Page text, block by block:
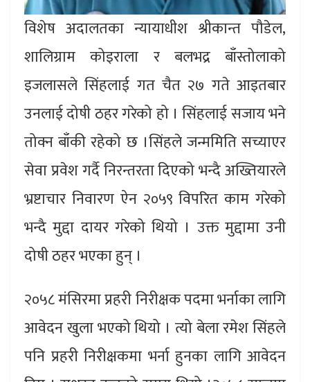
विशेष अदालतका न्यायाधीश श्रीकान्त पौडेल,
शालिग्राम कोइराला र बलभद्र बाँस्तोलाको
इजलासले सिंहलाई गत चैत २७ गते आइतबार
उनलाई दोषी ठहर गरेको हो । सिंहलाई सजाय भने
तोक्न बाँकी रहेको छ ।सिंहले जन्ममिति सच्याएर
सेवा प्रवेश गर्दै निरन्तरता दिएको भन्दै अख्तियारले
भ्रष्टाचार निवारण ऐन २०५९ विपरित काम गरेको
भन्दै मुद्दा दायर गरेको थियो । उक्त मुद्दामा उनी
दोषी ठहर भएका हुन् ।
२०५८ मंसिरमा प्रहरी निरीक्षक पदमा भर्नाका लागि
आवेदन खुला भएको थियो । त्यो बेला रमेश सिंहले
पनि प्रहरी निरीक्षकमा भर्ना हुनका लागि आवेदन